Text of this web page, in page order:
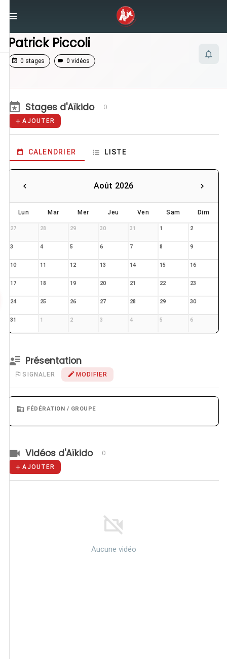
Patrick Piccoli
Patrick Piccoli
0 stages 0 vidéos
Stages d'Aïkido 0
AJOUTER
CALENDRIER LISTE
Août 2026
Lun Mar Mer Jeu Ven Sam Dim
27 28 29 30 31 1 2
3 4 5 6 7 8 9
10 11 12 13 14 15 16
17 18 19 20 21 22 23
24 25 26 27 28 29 30
31 1 2 3 4 5 6
Présentation
SIGNALER MODIFIER
FÉDÉRATION / GROUPE
Vidéos d'Aïkido 0
AJOUTER
Aucune vidéo